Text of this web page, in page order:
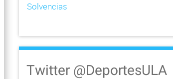
Solvencias
Twitter @DeportesULA